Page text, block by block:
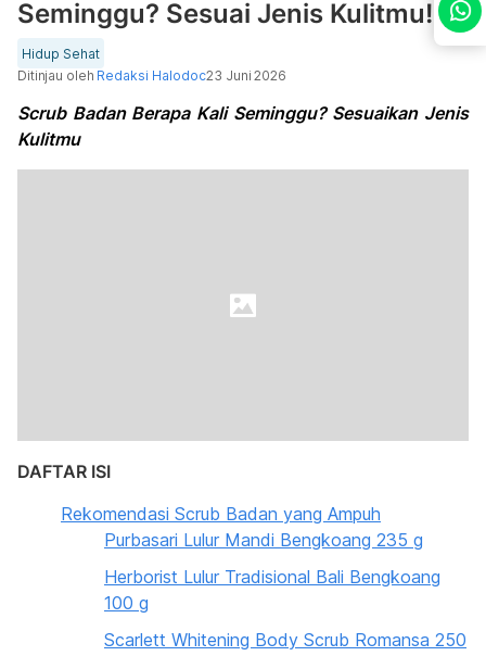
Seminggu? Sesuai Jenis Kulitmu!
Hidup Sehat
Ditinjau oleh Redaksi Halodoc23 Juni 2026
Scrub Badan Berapa Kali Seminggu? Sesuaikan Jenis
Kulitmu
DAFTAR ISI
Rekomendasi Scrub Badan yang Ampuh
Purbasari Lulur Mandi Bengkoang 235 g
Herborist Lulur Tradisional Bali Bengkoang
100 g
Scarlett Whitening Body Scrub Romansa 250